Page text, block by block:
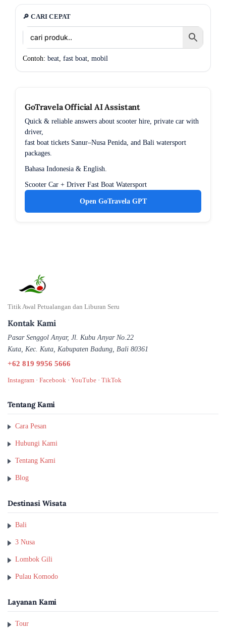
🔎 CARI CEPAT
Contoh: beat fast boat mobil
GoTravela Official AI Assistant
Quick & reliable answers about scooter hire, private car with
driver,
fast boat tickets Sanur–Nusa Penida, and Bali watersport
packages.
Bahasa Indonesia & English.
Scooter Car + Driver Fast Boat Watersport
Open GoTravela GPT
Titik Awal Petualangan dan Liburan Seru
Kontak Kami
Pasar Senggol Anyar, Jl. Kubu Anyar No.22
Kuta, Kec. Kuta, Kabupaten Badung, Bali 80361
+62 819 9956 5666
Instagram · Facebook · YouTube · TikTok
Tentang Kami
Cara Pesan
Hubungi Kami
Tentang Kami
Blog
Destinasi Wisata
Bali
3 Nusa
Lombok Gili
Pulau Komodo
Layanan Kami
Tour